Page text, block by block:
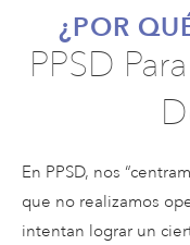
¿POR
PPSD
En PPSD, nos
que no realizamos
intentan lograr un